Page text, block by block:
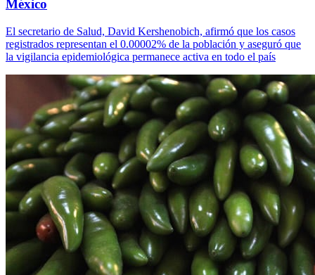
México
El secretario de Salud, David Kershenobich, afirmó que los casos
registrados representan el 0.00002% de la población y aseguró que
la vigilancia epidemiológica permanece activa en todo el país